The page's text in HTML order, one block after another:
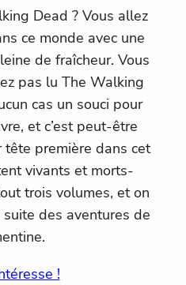
Dead ? Vous allez
ce monde avec une
de fraîcheur. Vous
pas lu The Walking
cas un souci pour
et c’est peut-être
tête première dans cet
vivants et morts-
trois volumes, et on
des aventures de
!